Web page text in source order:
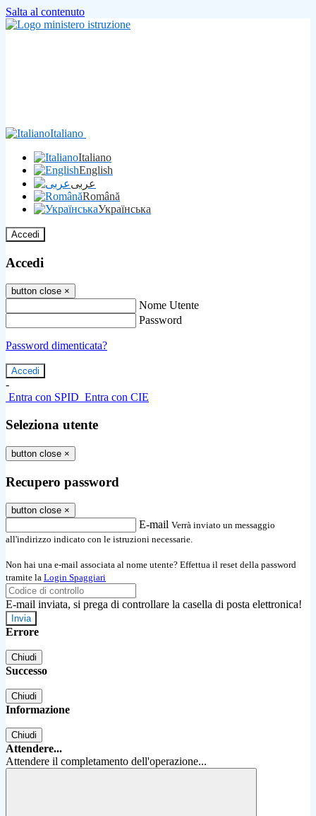
Salta al contenuto
Italiano
Italiano
English
عربى
Română
Українська
Accedi
Accedi
button close ×
Nome Utente
Password
Password dimenticata?
-
Entra con SPID Entra con CIE
Seleziona utente
button close ×
Recupero password
button close ×
E-mail Verrà inviato un messaggio
all'indirizzo indicato con le istruzioni necessarie.
Non hai una e-mail associata al nome utente? Effettua il reset della password
tramite la Login Spaggiari
E-mail inviata, si prega di controllare la casella di posta elettronica!
Errore
Chiudi
Successo
Chiudi
Informazione
Chiudi
Attendere...
Attendere il completamento dell'operazione...